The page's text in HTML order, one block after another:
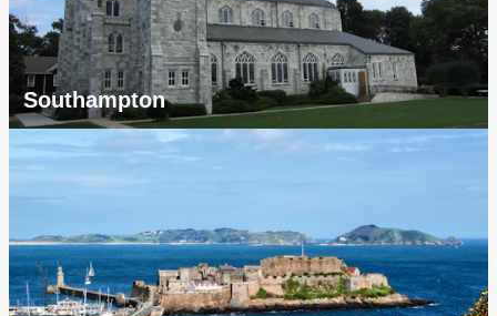
Southampton